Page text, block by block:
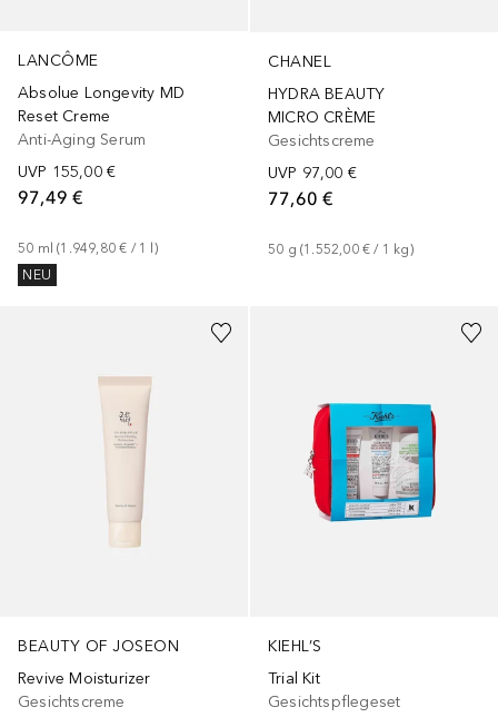
LANCÔME
Absolue Longevity MD
Reset Creme
Anti-Aging Serum
UVP 155,00 €
97,49 €
50 ml (1.949,80 € / 1
)
NEU
CHANEL
HYDRA BEAUTY
MICRO CRÈME
Gesichtscreme
UVP 97,00 €
77,60 €
50 g (1.552,00 € / 1 kg)
BEAUTY OF JOSEON
Revive Moisturizer
Gesichtscreme
KIEHL’S
Trial Kit
Gesichtspflegeset